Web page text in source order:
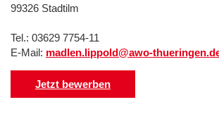
99326 Stadtilm
Tel.: 03629 7754-11
E-Mail: madlen.lippold@awo-
Jetzt bewerben